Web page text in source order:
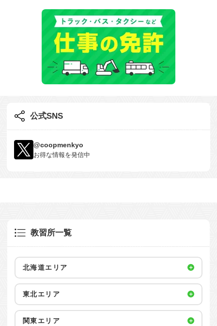
公式SNS
@coopmenkyo
お得な情報を発信中
教習所一覧
北海道エリア
東北エリア
関東エリア